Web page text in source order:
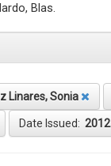
Blas.
Linares, Sonia
Date Issued: 2012